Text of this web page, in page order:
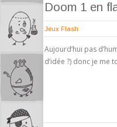
Doom 1 en
Jeux Flash
Aujourd’hui pas
d’idée ?) donc je me